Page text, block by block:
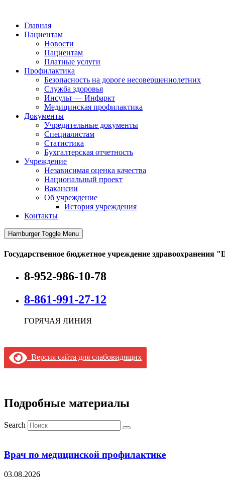
Главная
Пациентам
Новости
Пациентам
Платные услуги
Профилактика
Безопасность на дороге несовершеннолетних
Служба здоровья
Инсульт — Инфаркт
Медицинская профилактика
Документы
Учредительные документы
Специалистам
Статистика
Бухгалтерская отчетность
Учреждение
Независимая оценка качества
Национальный проект
Вакансии
Об учреждение
История учреждения
Контакты
Hamburger Toggle Menu
Государственное бюджетное учреждение
8-952-986-10-78
8-861-991-27-12
ГОРЯЧАЯ ЛИНИЯ
Версия сайта для слабовидящих
Подробные материалы
Search
Врач по медицинской профилактике
03.08.2026